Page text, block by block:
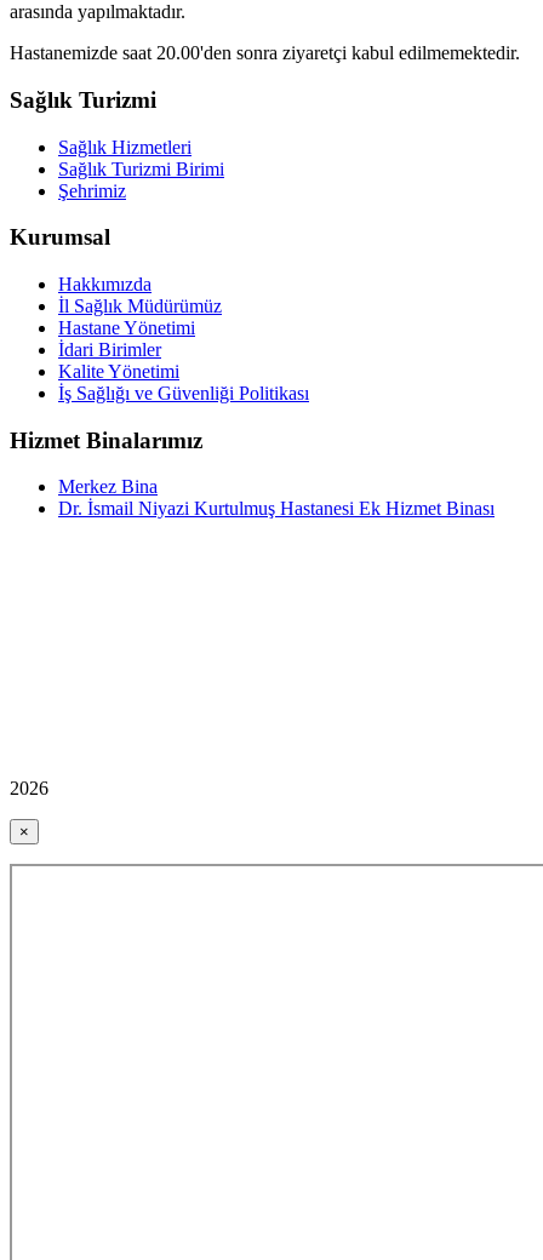
arasında yapılmaktadır.
Hastanemizde saat 20.00'den sonra ziyaretçi kabul edilmemektedir.
Sağlık Turizmi
Sağlık Hizmetleri
Sağlık Turizmi Birimi
Şehrimiz
Kurumsal
Hakkımızda
İl Sağlık Müdürümüz
Hastane Yönetimi
İdari Birimler
Kalite Yönetimi
İş Sağlığı ve Güvenliği Politikası
Hizmet Binalarımız
Merkez Bina
Dr. İsmail Niyazi Kurtulmuş Hastanesi Ek Hizmet Binası
2026
×